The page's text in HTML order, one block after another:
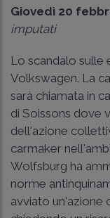
Giovedì 20
imputati
Lo scandalo sulle
Volkswagen. La
sarà chiamata in
di Soissons dove
dell'azione
carmaker
Wolfsburg ha
norme
avviato un'azione